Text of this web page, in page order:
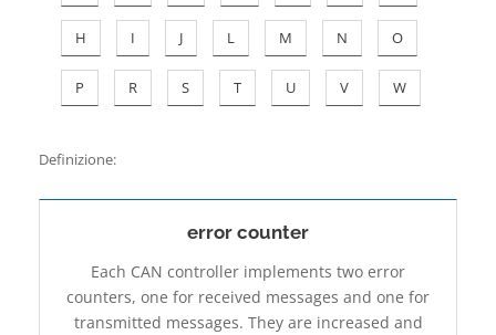
H I J L M N O
P R S T U V W
Definizione:
error counter
Each CAN controller implements two error
counters, one for received messages and one for
transmitted messages. They are increased and